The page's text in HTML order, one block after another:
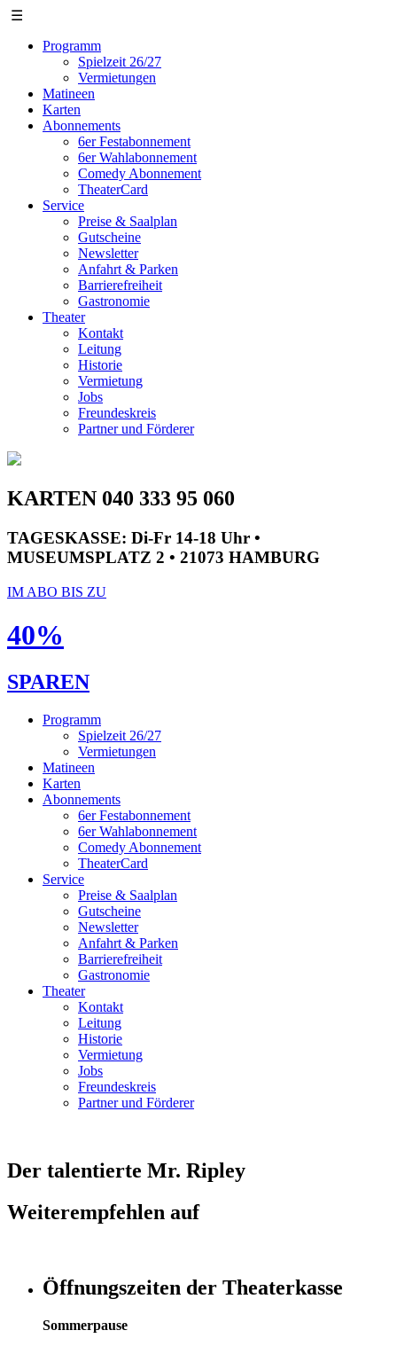
☰
Programm
Spielzeit 26/27
Vermietungen
Matineen
Karten
Abonnements
6er Festabonnement
6er Wahlabonnement
Comedy Abonnement
TheaterCard
Service
Preise & Saalplan
Gutscheine
Newsletter
Anfahrt & Parken
Barrierefreiheit
Gastronomie
Theater
Kontakt
Leitung
Historie
Vermietung
Jobs
Freundeskreis
Partner und Förderer
KARTEN 040 333 95 060
TAGESKASSE: Di-Fr 14-18 Uhr •
MUSEUMSPLATZ 2 • 21073 HAMBURG
IM ABO BIS ZU
40%
SPAREN
Programm
Spielzeit 26/27
Vermietungen
Matineen
Karten
Abonnements
6er Festabonnement
6er Wahlabonnement
Comedy Abonnement
TheaterCard
Service
Preise & Saalplan
Gutscheine
Newsletter
Anfahrt & Parken
Barrierefreiheit
Gastronomie
Theater
Kontakt
Leitung
Historie
Vermietung
Jobs
Freundeskreis
Partner und Förderer
Der talentierte Mr. Ripley
Weiterempfehlen auf
Öffnungszeiten der Theaterkasse
Sommerpause